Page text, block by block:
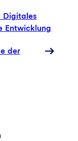
Digitales
Entwicklung
der